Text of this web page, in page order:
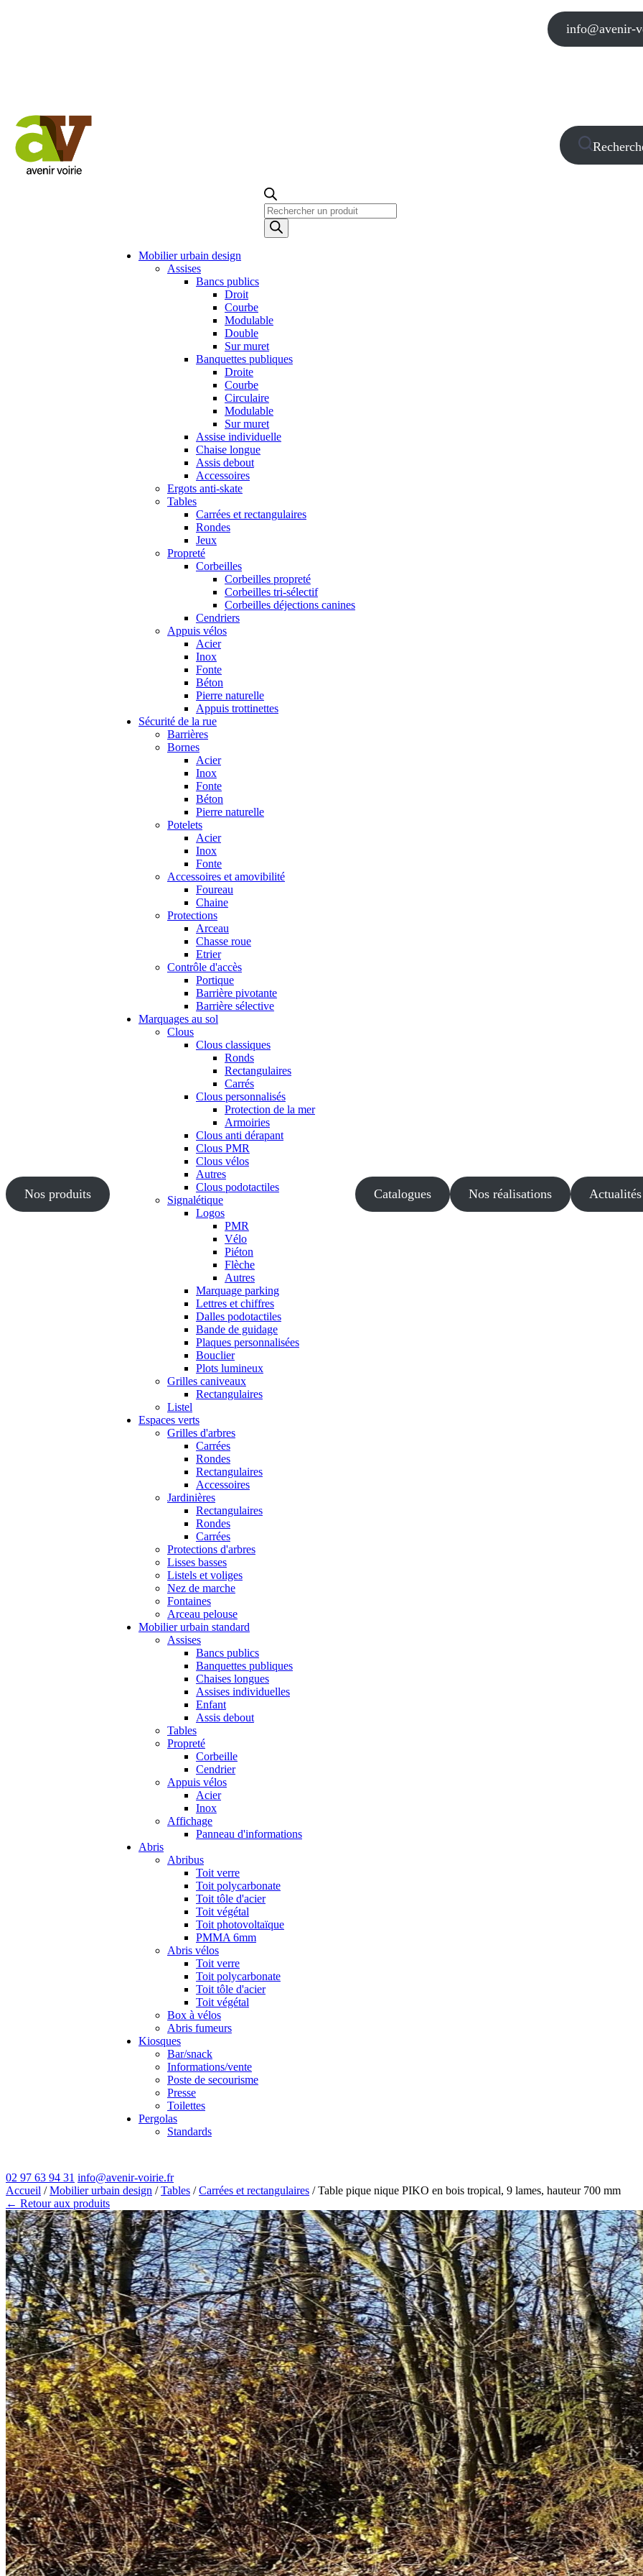
info@avenir-
Recherche
de
produits
Nos produits
Mobilier urbain design
Assises
Bancs publics
Droit
Courbe
Modulable
Double
Sur muret
Banquettes publiques
Droite
Courbe
Circulaire
Modulable
Sur muret
Assise individuelle
Chaise longue
Assis debout
Accessoires
Ergots anti-skate
Tables
Carrées et rectangulaires
Rondes
Jeux
Propreté
Corbeilles
Corbeilles propreté
Corbeilles tri-sélectif
Corbeilles déjections canines
Cendriers
Appuis vélos
Acier
Inox
Fonte
Béton
Pierre naturelle
Appuis trottinettes
Sécurité de la rue
Barrières
Bornes
Acier
Inox
Fonte
Béton
Pierre naturelle
Potelets
Acier
Inox
Fonte
Accessoires et amovibilité
Foureau
Chaine
Protections
Arceau
Chasse roue
Etrier
Contrôle d'accès
Portique
Barrière pivotante
Barrière sélective
Marquages au sol
Clous
Clous classiques
Ronds
Rectangulaires
Carrés
Clous personnalisés
Protection de la mer
Armoiries
Clous anti dérapant
Clous PMR
Clous vélos
Autres
Clous podotactiles
Signalétique
Logos
PMR
Vélo
Piéton
Flèche
Autres
Marquage parking
Lettres et chiffres
Dalles podotactiles
Bande de guidage
Plaques personnalisées
Bouclier
Plots lumineux
Grilles caniveaux
Rectangulaires
Listel
Espaces verts
Grilles d'arbres
Carrées
Rondes
Rectangulaires
Accessoires
Jardinières
Rectangulaires
Rondes
Carrées
Protections d'arbres
Lisses basses
Listels et voliges
Nez de marche
Fontaines
Arceau pelouse
Mobilier urbain standard
Assises
Bancs publics
Banquettes publiques
Chaises longues
Assises individuelles
Enfant
Assis debout
Tables
Propreté
Corbeille
Cendrier
Appuis vélos
Acier
Inox
Affichage
Panneau d'informations
Abris
Abribus
Toit verre
Toit polycarbonate
Toit tôle d'acier
Toit végétal
Toit photovoltaïque
PMMA 6mm
Abris vélos
Toit verre
Toit polycarbonate
Toit tôle d'acier
Toit végétal
Box à vélos
Abris fumeurs
Kiosques
Bar/snack
Informations/vente
Poste de secourisme
Presse
Toilettes
Pergolas
Standards
Catalogues Nos réalisations Actualités
02 97 63 94 31 info@avenir-voirie.fr
Accueil /Mobilier urbain design /Tables /Carrées et rectangulaires / Table pique nique PIKO en bois tropical, 9 lames, hauteur 700 mm
← Retour aux produits